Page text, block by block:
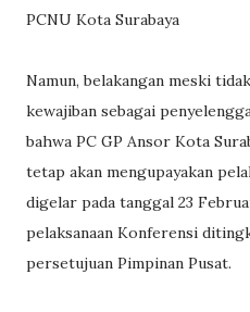
PCNU Kota Surabaya
Namun, belakangan meski
kewajiban sebagai
bahwa PC GP Ansor Kota
tetap akan mengupayakan
digelar pada tanggal 23
pelaksanaan Konferensi
persetujuan Pimpinan Pusat.